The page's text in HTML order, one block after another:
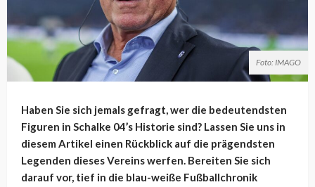
Foto: IMAGO
Haben Sie sich jemals gefragt, wer die bedeutendsten
Figuren in Schalke 04’s Historie sind? Lassen Sie uns in
diesem Artikel einen Rückblick auf die prägendsten
Legenden dieses Vereins werfen. Bereiten Sie sich
darauf vor, tief in die blau-weiße Fußballchronik